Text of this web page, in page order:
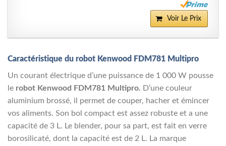
Voir Le Prix
Caractéristique du robot Kenwood FDM781 Multipro
Un courant électrique d’une puissance de 1 000 W pousse
le robot Kenwood FDM781 Multipro. D’une couleur
aluminium brossé, il permet de couper, hacher et émincer
vos aliments. Son bol compact est assez robuste et a une
capacité de 3 L. Le blender, pour sa part, est fait en verre
borosilicaté, dont la capacité est de 2 L. La marque